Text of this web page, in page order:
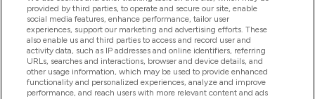
Aiuto & Informazioni
Prodotti
provided by third parties, to operate and secure our site, enable
social media features, enhance performance, tailor user
experiences, support our marketing and advertising efforts. These
also enable us and third parties to access and record user and
activity data, such as IP addresses and online identifiers, referring
URLs, searches and interactions, browser and device details, and
other usage information, which may be used to provide enhanced
functionality and personalized experiences, analyze and improve
performance, and reach users with more relevant content and ads